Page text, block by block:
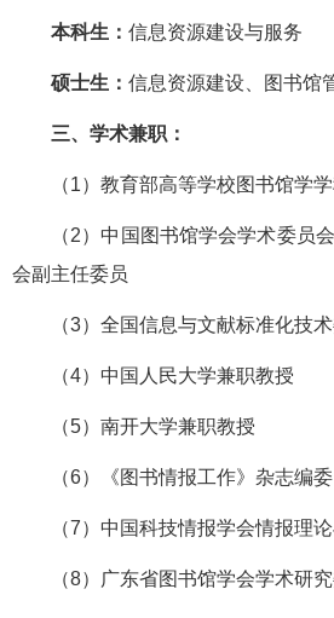
本科生： 信息资源建设与服务
硕士生： 信息资源建设、图书馆
三、学术兼职：
（1）教育部高等学校图书馆学
（2）中国图书馆学会学术委员
会副主任委员
（3）全国信息与文献标准化技
（4）中国人民大学兼职教授
（5）南开大学兼职教授
（6）《图书情报工作》杂志编委
（7）中国科技情报学会情报理
（8）广东省图书馆学会学术研